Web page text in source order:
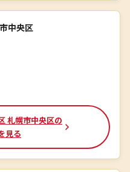
中央区
札幌市中央区の
見る